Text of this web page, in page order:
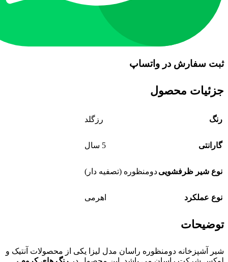
ثبت سفارش در واتساپ
جزئیات محصول
رنگ رزگلد
گارانتی 5 سال
نوع شیر ظرفشوییدومنظوره (تصفیه دار)
نوع عملکرد اهرمی
توضیحات
شیر آشپزخانه دومنظوره راسان مدل لیزا یکی از محصولات آنتیک و